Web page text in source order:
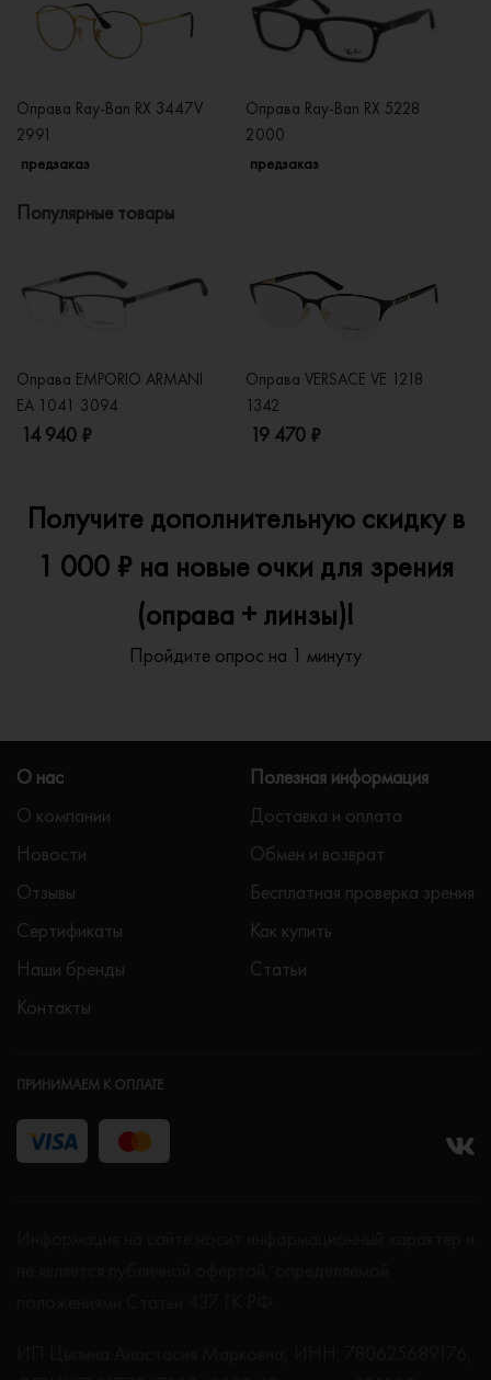
Оправа Ray-Ban RX 3447V
2991
предзаказ
Оправа Ray-Ban RX 5228
2000
предзаказ
Популярные товары
Оправа EMPORIO ARMANI
EA 1041 3094
14 940 ₽
Оправа VERSACE VE 1218
1342
19 470 ₽
Получите дополнительную скидку в
1 000 ₽ на новые очки для зрения
(оправа + линзы)!
Пройдите опрос на 1 минуту
О нас
О компании
Новости
Отзывы
Сертификаты
Наши бренды
Контакты
Полезная информация
Доставка и оплата
Обмен и возврат
Бесплатная проверка зрения
Как купить
Статьи
ПРИНИМАЕМ К ОПЛАТЕ